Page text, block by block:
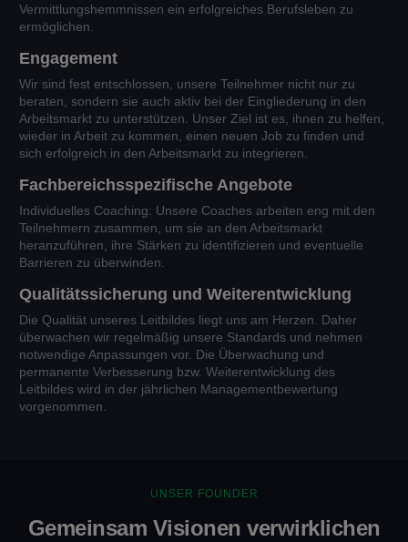
Vermittlungshemmnissen ein erfolgreiches Berufsleben zu
ermöglichen.
Engagement
Wir sind fest entschlossen, unsere Teilnehmer nicht nur zu
beraten, sondern sie auch aktiv bei der Eingliederung in den
Arbeitsmarkt zu unterstützen. Unser Ziel ist es, ihnen zu helfen,
wieder in Arbeit zu kommen, einen neuen Job zu finden und
sich erfolgreich in den Arbeitsmarkt zu integrieren.
Fachbereichsspezifische Angebote
Individuelles Coaching: Unsere Coaches arbeiten eng mit den
Teilnehmern zusammen, um sie an den Arbeitsmarkt
heranzuführen, ihre Stärken zu identifizieren und eventuelle
Barrieren zu überwinden.
Qualitätssicherung und Weiterentwicklung
Die Qualität unseres Leitbildes liegt uns am Herzen. Daher
überwachen wir regelmäßig unsere Standards und nehmen
notwendige Anpassungen vor. Die Überwachung und
permanente Verbesserung bzw. Weiterentwicklung des
Leitbildes wird in der jährlichen Managementbewertung
vorgenommen.
UNSER FOUNDER
Gemeinsam Visionen verwirklichen